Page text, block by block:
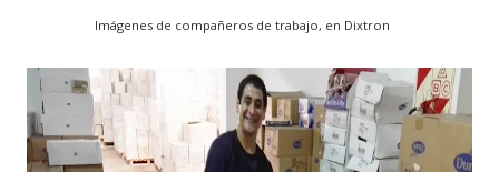
Imágenes de compañeros de trabajo, en Dixtron